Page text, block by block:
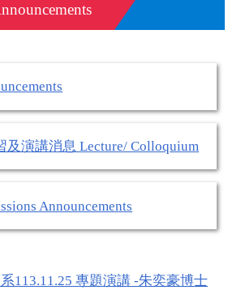
及演講消息 Lecture/ Colloquium
Announcements
系113.11.25 專題演講 -朱奕豪博士